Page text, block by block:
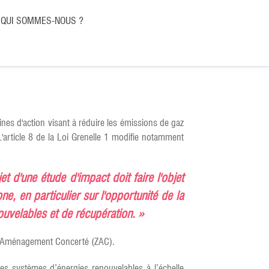
QUI SOMMES-NOUS ?
d'action visant à réduire les émissions de gaz
8 de la Loi Grenelle 1 modifie notamment
d'une étude d'impact doit faire l'objet
en particulier sur l'opportunité de la
et de récupération. »
Concerté (ZAC).